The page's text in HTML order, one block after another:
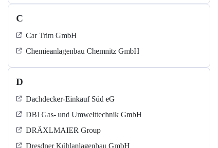
C
Car Trim GmbH
Chemieanlagenbau Chemnitz GmbH
D
Dachdecker-Einkauf Süd eG
DBI Gas- und Umwelttechnik GmbH
DRÄXLMAIER Group
Dresdner Kühlanlagenbau GmbH